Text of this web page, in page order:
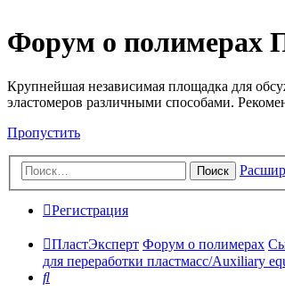
Форум о полимерах
Крупнейшая независимая площадка для
эластомеров различными способами.
Пропустить
Поиск
Регистрация
ПластЭксперт Форум о полимерах
для переработки пластмасс/Auxiliary
Поиск